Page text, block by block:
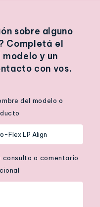
sobre alguno
Completá el
y un
con vos.
del modelo o
consulta o comentario